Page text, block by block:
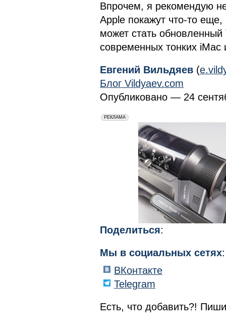
Впрочем, я рекомендую
Apple покажут что-то
может стать
современных тонких
Евгений Вильдяев (
Блог Vildyaev.com
Опубликовано — 24
erid: 2VfnxxmNzs5
РЕКЛАМА
Поделиться:
Мы в социальных сетях:
ВКонтакте
Telegram
Есть, что добавить?!